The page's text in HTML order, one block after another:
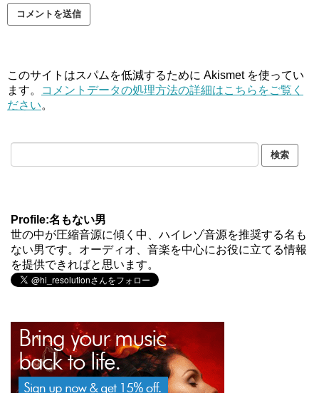
このサイトはスパムを低減するために Akismet を使ってい
ます。
コメントデータの処理方法の詳細はこちらをご覧く
ださい。
Profile:名もない男
世の中が圧縮音源に傾く中、ハイレゾ音源を推奨する名も
ない男です。オーディオ、音楽を中心にお役に立てる情報
を提供できればと思います。